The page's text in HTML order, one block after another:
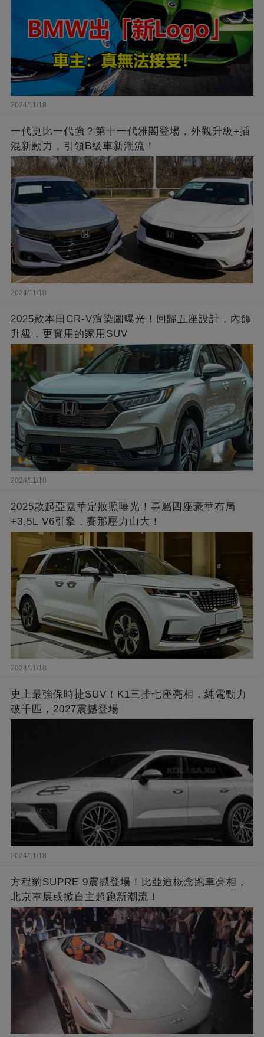
2024/11/18
一代更比一代強？第十一代雅閣登場，外觀升級+插
混新動力，引領B級車新潮流！
2024/11/18
2025款本田CR-V渲染圖曝光！回歸五座設計，內飾
升級，更實用的家用SUV
2024/11/18
2025款起亞嘉華定妝照曝光！專屬四座豪華布局
+3.5L V6引擎，賽那壓力山大！
2024/11/18
史上最強保時捷SUV！K1三排七座亮相，純電動力
破千匹，2027震撼登場
2024/11/18
方程豹SUPRE 9震撼登場！比亞迪概念跑車亮相，
北京車展或掀自主超跑新潮流！